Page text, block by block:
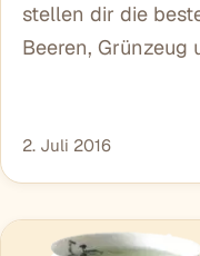
stellen dir die
Beeren, Grünzeug
2. Juli 2016